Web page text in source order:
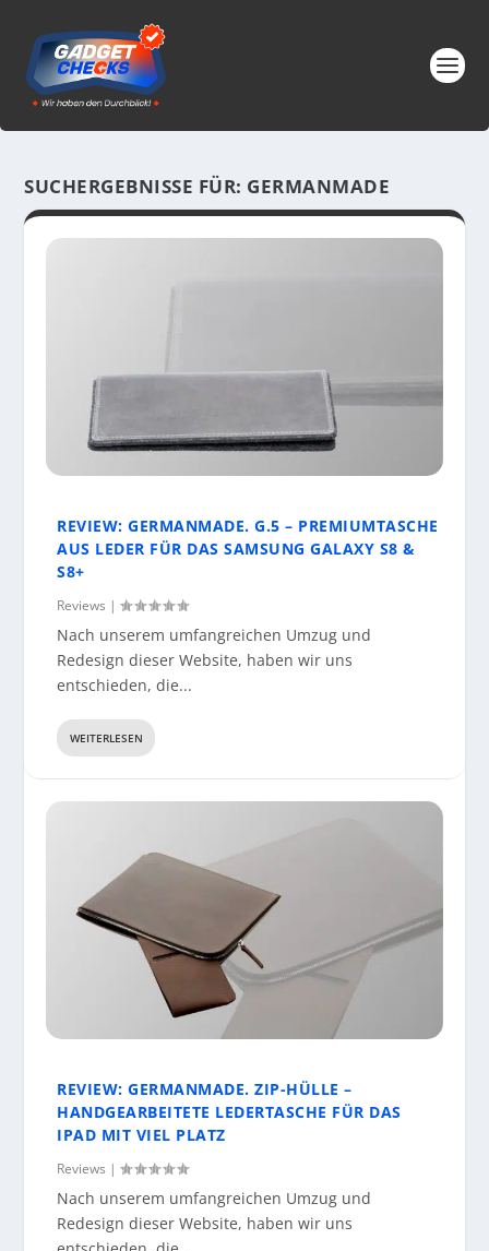
SUCHERGEBNISSE FÜR: GERMANMADE
REVIEW: GERMANMADE. G.5 – PREMIUMTASCHE
AUS LEDER FÜR DAS SAMSUNG GALAXY S8 &
S8+
Reviews |
Nach unserem umfangreichen Umzug und
Redesign dieser Website, haben wir uns
entschieden, die...
WEITERLESEN
REVIEW: GERMANMADE. ZIP-HÜLLE –
HANDGEARBEITETE LEDERTASCHE FÜR DAS
IPAD MIT VIEL PLATZ
Reviews |
Nach unserem umfangreichen Umzug und
Redesign dieser Website, haben wir uns